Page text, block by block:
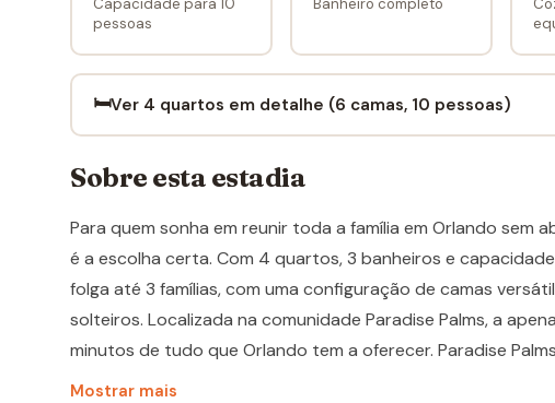
pessoas
🛏️Ver 4 quartos em detalhe (6 camas, 10 pessoas)
Sobre esta estadia
Para quem sonha em reunir toda a família em Orlando sem
é a escolha certa. Com 4 quartos, 3 banheiros e
folga até 3 famílias, com uma configuração de camas
solteiros. Localizada na comunidade Paradise Palms, a
minutos de tudo que Orlando tem a oferecer. Paradise
experiência de férias completa, onde o descanso entre um
Mostrar mais